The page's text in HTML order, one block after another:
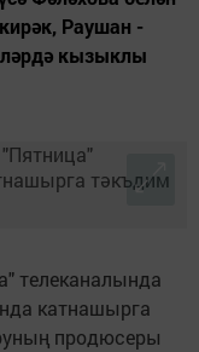
Раушан -
кызыклы
телеканалында
катнашырга
продюсеры